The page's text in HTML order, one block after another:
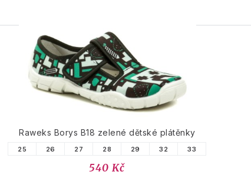
PODOBNÉ PRODUKTY
Raweks Borys B18 zelené dětské plátěnky
25 26 27 28 29 32 33
540 Kč